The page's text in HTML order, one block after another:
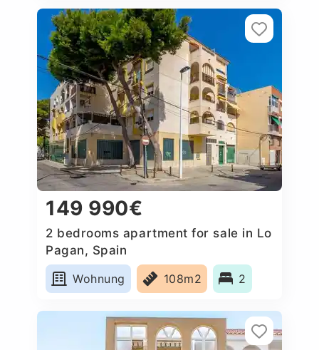
149 990€
2 bedrooms apartment for sale in Lo
Pagan, Spain
Wohnung
108m2 2